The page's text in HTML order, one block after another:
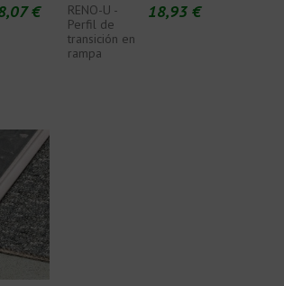
€
RENO-U -
Perfil de
transición en
rampa
18,93 €